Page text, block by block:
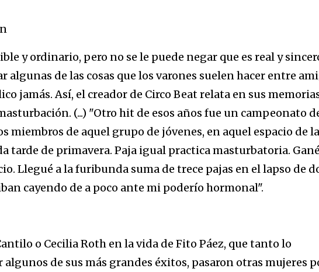
y ordinario, pero no se le puede negar que es real y
algunas de las cosas que los varones suelen hacer entre
jamás. Así, el creador de Circo Beat relata en sus
(...) "Otro hit de esos años fue un campeonato
miembros de aquel grupo de jóvenes, en aquel espacio de la
tarde de primavera. Paja igual practica masturbatoria. Gané
Llegué a la furibunda suma de trece pajas en el lapso de
cayendo de a poco ante mi poderío hormonal".
o Cecilia Roth en la vida de Fito Páez, que tanto lo
de sus más grandes éxitos, pasaron otras mujeres